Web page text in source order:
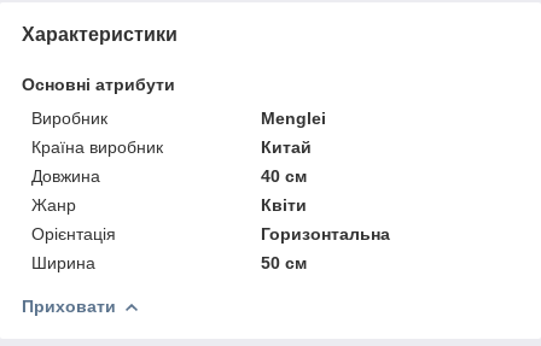
Характеристики
Основні атрибути
Виробник
Menglei
Країна виробник
Китай
Довжина
40 см
Жанр
Квіти
Орієнтація
Горизонтальна
Ширина
50 см
Приховати